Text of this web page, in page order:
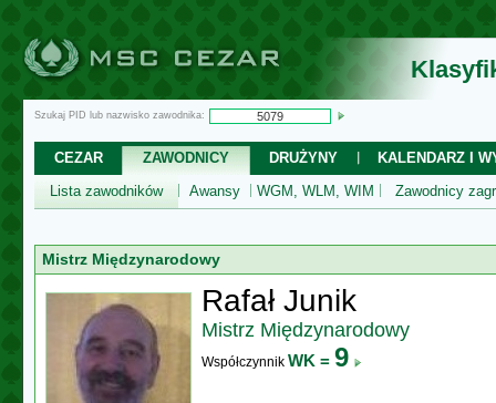
Szukaj PID lub nazwisko zawodnika:
CEZAR ZAWODNICY DRUŻYNY
KALENDARZ I
Lista zawodników
Awansy WGM, WLM, WIM Zawodnicy
Mistrz Międzynarodowy
Rafał Junik
Mistrz Międzynarodowy
Współczynnik WK = 9